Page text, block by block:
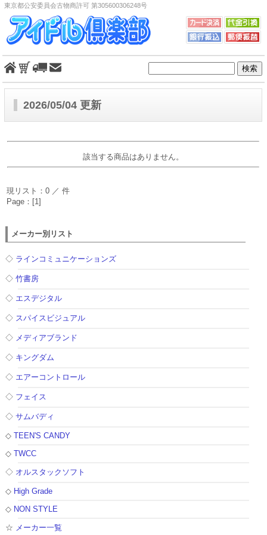
東京都公安委員会古物商許可 第305600306248号
2026/05/04 更新
該当する商品はありません。
現リスト：0 ／ 件
Page：[1]
メーカー別リスト
◇ ラインコミュニケーションズ
◇竹書房
◇ エスデジタル
◇ スパイスビジュアル
◇ メディアブランド
◇ キングダム
◇ エアーコントロール
◇ フェイス
◇サムバディ
◇TEEN'S CANDY
◇TWCC
◇ オルスタックソフト
◇ High Grade
◇ NON STYLE
☆ メーカー一覧